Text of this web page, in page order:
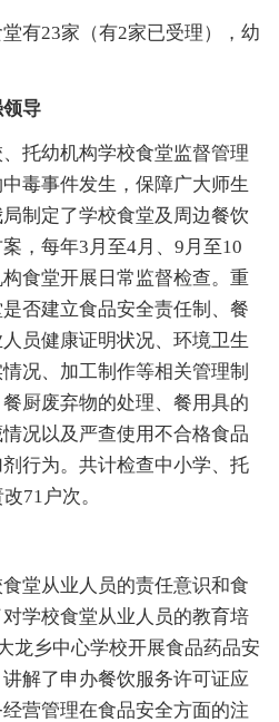
23家（有2家已受理），幼
导
幼机构学校食堂监督管理
毒事件发生，保障广大师生
制定了学校食堂及周边餐饮
，每年3月至4月、9月至10
食堂开展日常监督检查。重
否建立食品安全责任制、餐
员健康证明状况、环境卫生
况、加工制作等相关管理制
厨废弃物的处理、餐用具的
况以及严查使用不合格食品
行为。共计检查中小学、托
71户次。
从业人员的责任意识和食
学校食堂从业人员的教育培
龙乡中心学校开展食品药品安
解了申办餐饮服务许可证应
营管理在食品安全方面的注